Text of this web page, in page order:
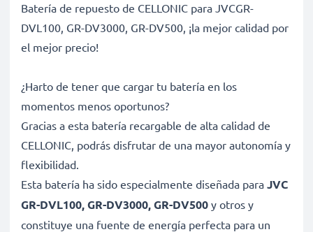
Batería de repuesto de CELLONIC para JVCGR-
DVL100, GR-DV3000, GR-DV500, ¡la mejor calidad por
el mejor precio!
¿Harto de tener que cargar tu batería en los
momentos menos oportunos?
Gracias a esta batería recargable de alta calidad de
CELLONIC, podrás disfrutar de una mayor autonomía y
flexibilidad.
Esta batería ha sido especialmente diseñada para JVC
GR-DVL100, GR-DV3000, GR-DV500 y otros y
constituye una fuente de energía perfecta para un